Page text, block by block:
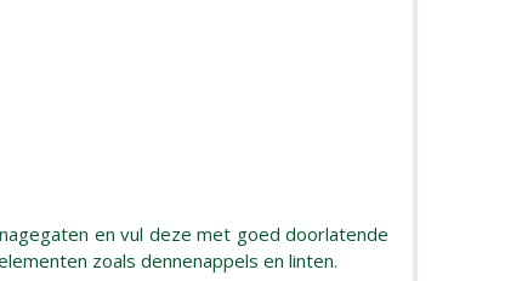
en vul deze met goed doorlatende
zoals dennenappels en linten.